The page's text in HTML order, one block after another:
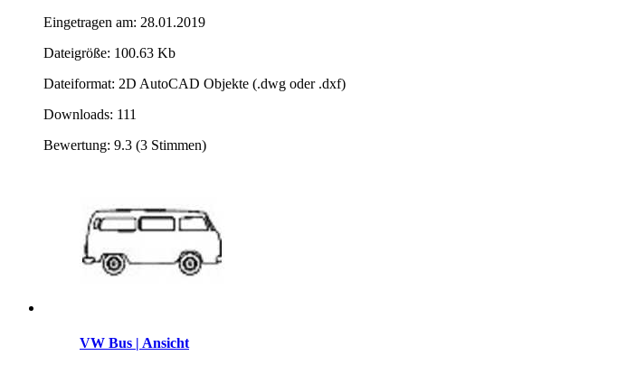
Eingetragen am: 28.01.2019
Dateigröße: 100.63 Kb
Dateiformat: 2D AutoCAD Objekte (.dwg oder .dxf)
Downloads: 111
Bewertung: 9.3 (3 Stimmen)
VW Bus | Ansicht